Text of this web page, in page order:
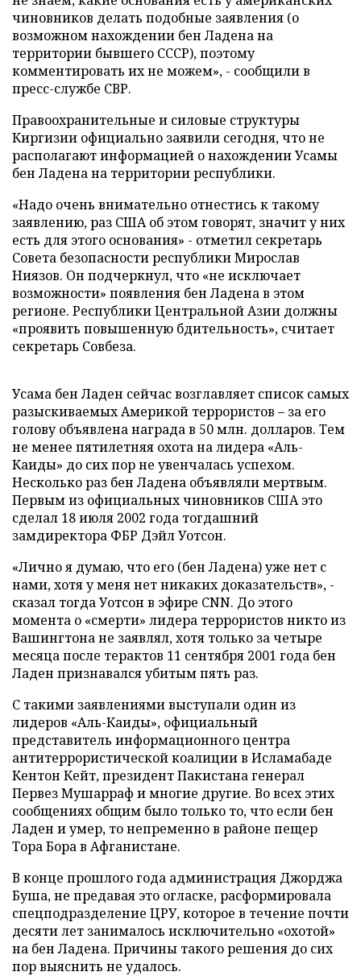
чиновников делать подобные заявления (о
возможном нахождении бен Ладена на
территории бывшего СССР), поэтому
комментировать их не можем», - сообщили в
пресс-службе СВР.
Правоохранительные и силовые структуры
Киргизии официально заявили сегодня, что не
располагают информацией о нахождении Усамы
бен Ладена на территории республики.
«Надо очень внимательно отнестись к такому
заявлению, раз США об этом говорят, значит у них
есть для этого основания» - отметил секретарь
Совета безопасности республики Мирослав
Ниязов. Он подчеркнул, что «не исключает
возможности» появления бен Ладена в этом
регионе. Республики Центральной Азии должны
«проявить повышенную бдительность», считает
секретарь Совбеза.
Усама бен Ладен сейчас возглавляет список самых
разыскиваемых Америкой террористов – за его
голову объявлена награда в 50 млн. долларов. Тем
не менее пятилетняя охота на лидера «Аль-
Каиды» до сих пор не увенчалась успехом.
Несколько раз бен Ладена объявляли мертвым.
Первым из официальных чиновников США это
сделал 18 июля 2002 года тогдашний
замдиректора ФБР Дэйл Уотсон.
«Лично я думаю, что его (бен Ладена) уже нет с
нами, хотя у меня нет никаких доказательств», -
сказал тогда Уотсон в эфире CNN. До этого
момента о «смерти» лидера террористов никто из
Вашингтона не заявлял, хотя только за четыре
месяца после терактов 11 сентября 2001 года бен
Ладен признавался убитым пять раз.
С такими заявлениями выступали один из
лидеров «Аль-Каиды», официальный
представитель информационного центра
антитеррористической коалиции в Исламабаде
Кентон Кейт, президент Пакистана генерал
Первез Мушарраф и многие другие. Во всех этих
сообщениях общим было только то, что если бен
Ладен и умер, то непременно в районе пещер
Тора Бора в Афганистане.
В конце прошлого года администрация Джорджа
Буша, не предавая это огласке, расформировала
спецподразделение ЦРУ, которое в течение почти
десяти лет занималось исключительно «охотой»
на бен Ладена. Причины такого решения до сих
пор выяснить не удалось.